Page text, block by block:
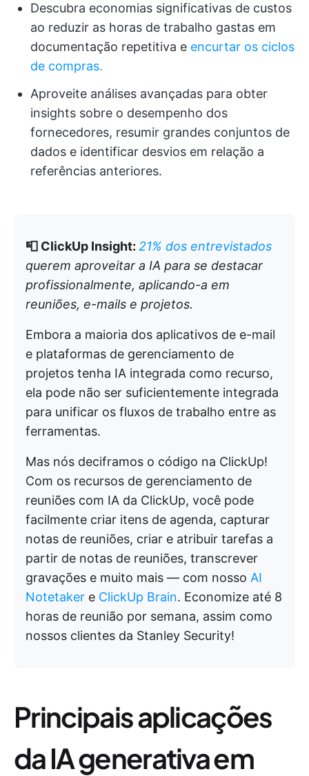
Descubra economias significativas de custos
ao reduzir as horas de trabalho gastas em
documentação repetitiva e encurtar os ciclos
de compras.
Aproveite análises avançadas para obter
insights sobre o desempenho dos
fornecedores, resumir grandes conjuntos de
dados e identificar desvios em relação a
referências anteriores.
📮 ClickUp Insight: 21% dos entrevistados
querem aproveitar a IA para se destacar
profissionalmente, aplicando-a em
reuniões, e-mails e projetos.
Embora a maioria dos aplicativos de e-mail
e plataformas de gerenciamento de
projetos tenha IA integrada como recurso,
ela pode não ser suficientemente integrada
para unificar os fluxos de trabalho entre as
ferramentas.
Mas nós deciframos o código na ClickUp!
Com os recursos de gerenciamento de
reuniões com IA da ClickUp, você pode
facilmente criar itens de agenda, capturar
notas de reuniões, criar e atribuir tarefas a
partir de notas de reuniões, transcrever
gravações e muito mais — com nosso AI
Notetaker e ClickUp Brain. Economize até 8
horas de reunião por semana, assim como
nossos clientes da Stanley Security!
Principais aplicações
da IA generativa em